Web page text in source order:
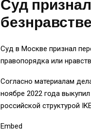
Суд
Суд в Москве признал
правопорядка или
Согласно материалам
ноябре 2022 года
российской структурой
Embed